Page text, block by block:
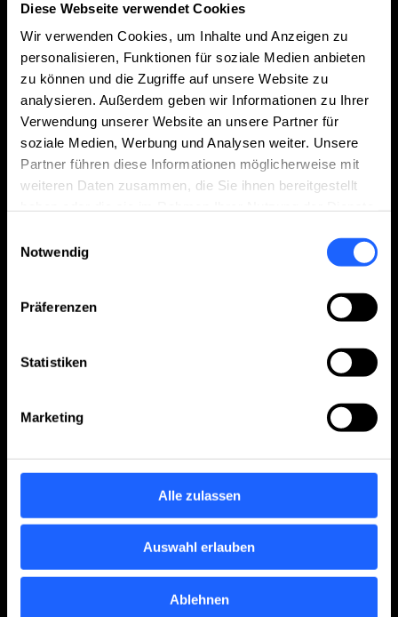
Diese Webseite verwendet Cookies
Wir verwenden Cookies, um Inhalte und Anzeigen zu
personalisieren, Funktionen für soziale Medien anbieten
zu können und die Zugriffe auf unsere Website zu
analysieren. Außerdem geben wir Informationen zu Ihrer
Verwendung unserer Website an unsere Partner für
soziale Medien, Werbung und Analysen weiter. Unsere
Partner führen diese Informationen möglicherweise mit
weiteren Daten zusammen, die Sie ihnen bereitgestellt
Notwendig
Präferenzen
Statistiken
Marketing
Alle zulassen
Auswahl erlauben
Ablehnen
individuell auf Ihre Anforderungen und den
Kenntnisstand Ihres Teams abgestimmt – für
maximalen Wissenstransfer und sichere
Anwendung.
Vollständigen Text anzeigen
Remote Training
Mit unserem Remote Training schulen Sie Ihr
Team effizient und ortsunabhängig – ohne
Flexibilität. Ob Einführung, Auffrischung oder
Experten führen die Schulungen live und
interaktiv über digitale Plattformen durch,
inklusive Präsentationen,
Systemdemonstrationen und optionalem
Remote-Zugriff. Die Inhalte werden individuell
Teilnehmenden abgestimmt – vom kurzen
Training bis zur mehrtägigen Online-Schulung.
Vollständigen Text anzeigen